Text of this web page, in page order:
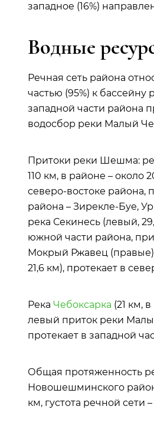
западное (16%)
Водные
Речная сеть района
частью (95%) к бассейну
западной части района
водосбор реки Малый
Притоки реки Шешма:
110 км, в районе – около
северо-востоке района,
района – Зирекле-Буе,
река Секинесь (левый,
южной части района,
Мокрый Ржавец
21,6 км), протекает в
Река Чебоксарка (21 км,
левый приток реки
протекает в западной
Общая протяженность
Новошешминского
км, густота речной сети